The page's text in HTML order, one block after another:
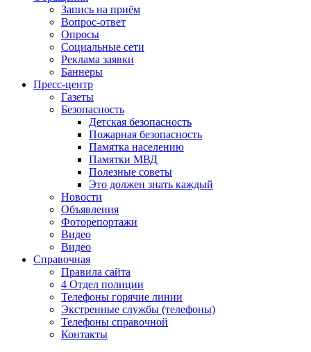
Запись на приём
Вопрос-ответ
Опросы
Социальные сети
Реклама заявки
Баннеры
Пресс-центр
Газеты
Безопасность
Детская безопасность
Пожарная безопасность
Памятка населению
Памятки МВД
Полезные советы
Это должен знать каждый
Новости
Объявления
Фоторепортажи
Видео
Видео
Справочная
Правила сайта
4 Отдел полиции
Телефоны горячие линии
Экстренные службы (телефоны)
Телефоны справочной
Контакты